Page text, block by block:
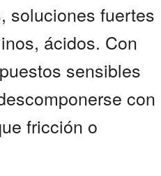
soluciones fuertes
ácidos. Con
sensibles
con
fricción o